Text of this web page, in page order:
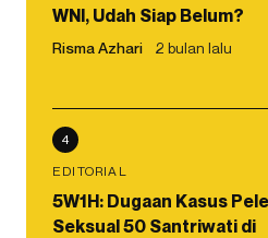
WNI, Udah Siap Belum?
Risma Azhari 2 bulan lalu
4
EDITORIAL
5W1H: Dugaan Kasus
Seksual 50 Santriwati di